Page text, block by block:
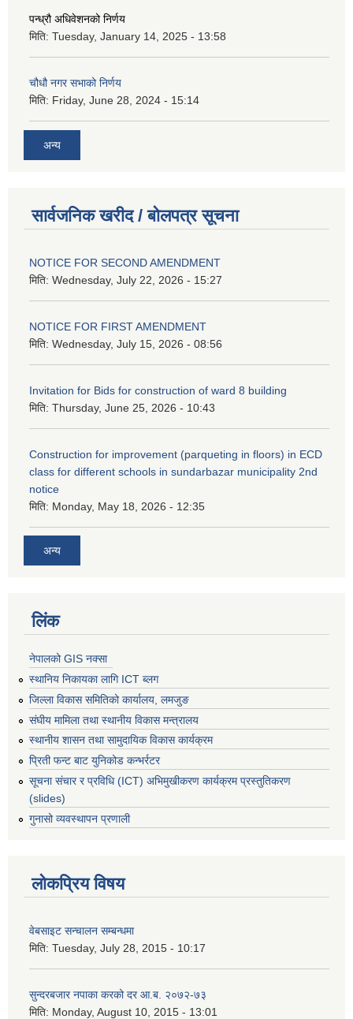
पन्ध्रौ अधिवेशनको निर्णय
मिति: Tuesday, January 14, 2025 - 13:58
चौधौ नगर सभाको निर्णय
मिति: Friday, June 28, 2024 - 15:14
अन्य
सार्वजनिक खरीद / बोलपत्र सूचना
NOTICE FOR SECOND AMENDMENT
मिति: Wednesday, July 22, 2026 - 15:27
NOTICE FOR FIRST AMENDMENT
मिति: Wednesday, July 15, 2026 - 08:56
Invitation for Bids for construction of ward 8 building
मिति: Thursday, June 25, 2026 - 10:43
Construction for improvement (parqueting in floors) in ECD
class for different schools in sundarbazar municipality 2nd
notice
मिति: Monday, May 18, 2026 - 12:35
अन्य
लिंक
नेपालको GIS नक्सा
स्थानिय निकायका लागि ICT ब्लग
जिल्ला विकास समितिको कार्यालय, लमजुङ
संघीय मामिला तथा स्थानीय विकास मन्त्रालय
स्थानीय शासन तथा सामुदायिक विकास कार्यक्रम
प्रिती फन्ट बाट युनिकोड कन्भर्रटर
सूचना संचार र प्रविधि (ICT) अभिमुखीकरण कार्यक्रम प्रस्तुतिकरण
(slides)
गुनासो व्यवस्थापन प्रणाली
लोकप्रिय विषय
वेबसाइट सन्चालन सम्बन्धमा
मिति: Tuesday, July 28, 2015 - 10:17
सुन्दरबजार नपाका करको दर आ.ब. २०७२-७३
मिति: Monday, August 10, 2015 - 13:01